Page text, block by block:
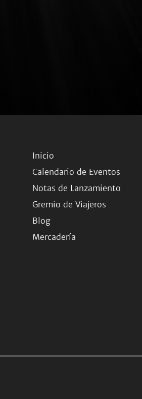
Inicio
Calendario de Eventos
Notas de Lanzamiento
Gremio de Viajeros
Blog
Mercadería